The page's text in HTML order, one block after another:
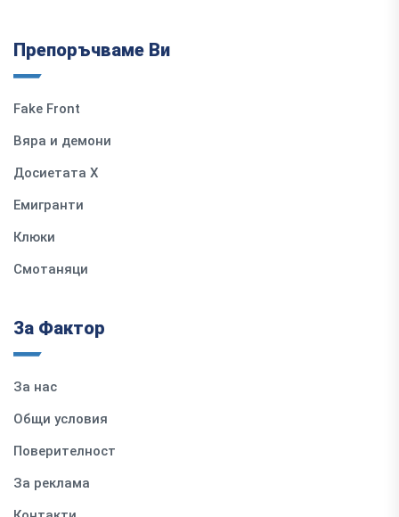
Препоръчваме Ви
Fake Front
Вяра и демони
Досиетата Х
Емигранти
Клюки
Смотаняци
За Фактор
За нас
Общи условия
Поверителност
За реклама